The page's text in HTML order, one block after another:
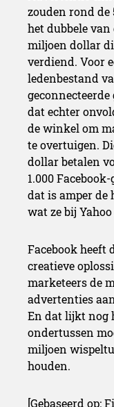
zouden rond
het dubbele van
miljoen dollar
verdiend. Voor
ledenbestand
dat echter
de winkel om
te overtuigen.
dollar betalen
1.000
dat is amper de
wat ze bij
Facebook heeft
creatieve
marketeers de
advertenties
En dat lijkt nog
ondertussen
miljoen
houden.
[Gebaseerd op: